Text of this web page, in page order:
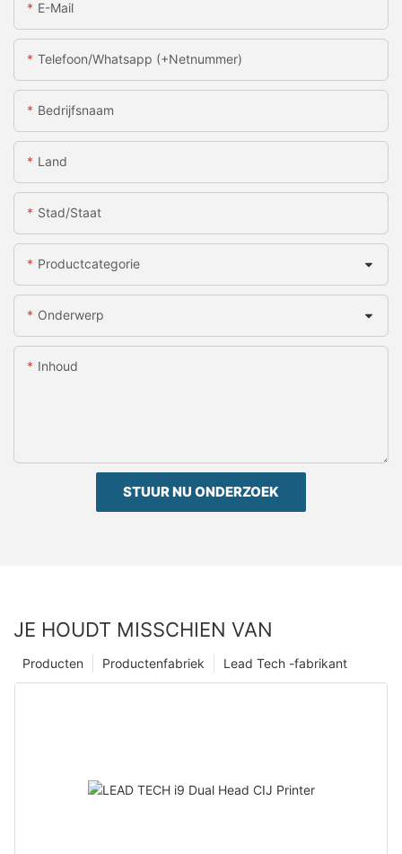
E-Mail
Telefoon/whatsapp (+netnummer)
Bedrijfsnaam
Land
Stad/staat
Productcategorie
Onderwerp
Inhoud
STUUR NU ONDERZOEK
JE HOUDT MISSCHIEN VAN
Lead Tech -fabrikant
Productenfabriek
Producten